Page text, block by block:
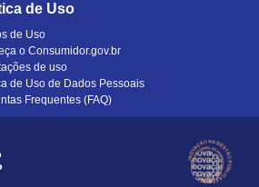
de Uso
de Uso
o Consumidor.gov.br
de uso
de Uso de Dados Pessoais
Frequentes (FAQ)